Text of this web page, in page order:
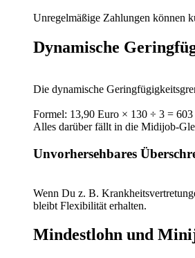
Unregelmäßige Zahlungen können
Dynamische
Die dynamische
Formel: 13,90 Euro × 130 ÷ 3 =
Alles darüber fällt in die Midijob-
Unvorhersehbares
Wenn Du z. B.
bleibt Flexibilität erhalten.
Mindestlohn und